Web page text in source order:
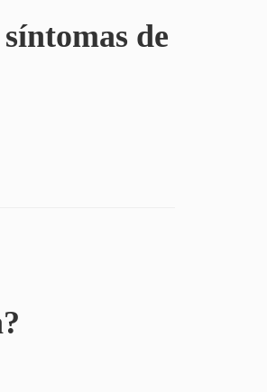
de